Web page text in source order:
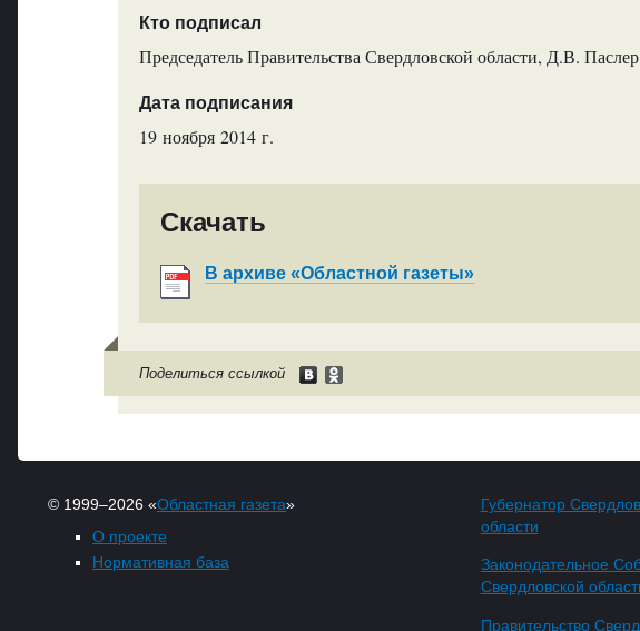
Кто подписал
Председатель Правительства Свердловской области, Д.В. Паслер
Дата подписания
19 ноября 2014 г.
Скачать
В архиве «Областной газеты»
Поделиться ссылкой
© 1999–2026 «Областная газета»
О проекте
Нормативная база
Губернатор
области
Законодательное
Свердловской
Правительство